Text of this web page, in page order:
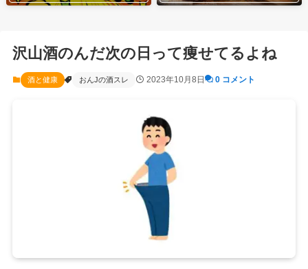
沢山酒のんだ次の日って痩せてるよね
酒と健康 おんJの酒スレ 2023年10月8日 0 コメント